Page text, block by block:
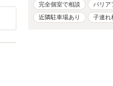
完全個室で相談
バリア
近隣駐車場あり
子連れ